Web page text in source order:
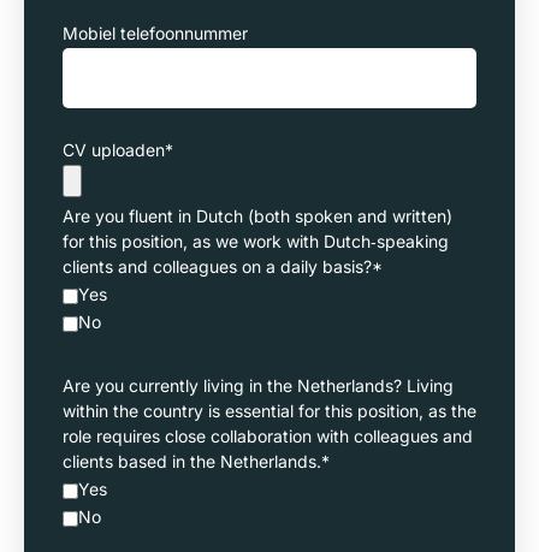
Mobiel telefoonnummer
CV uploaden*
Are you fluent in Dutch (both spoken and written)
for this position, as we work with Dutch‑speaking
clients and colleagues on a daily basis?*
Yes
No
Are you currently living in the Netherlands? Living
within the country is essential for this position, as the
role requires close collaboration with colleagues and
clients based in the Netherlands.*
Yes
No